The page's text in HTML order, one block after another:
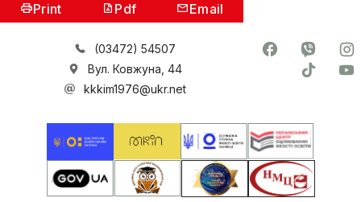
Print Pdf Email
(03472) 54507
Вул. Ковжуна, 44
kkkim1976@ukr.net